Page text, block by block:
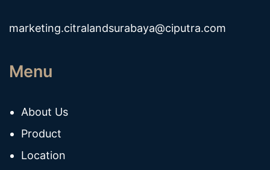
marketing.citralandsurabaya@ciputra.com
Menu
About Us
Product
Location